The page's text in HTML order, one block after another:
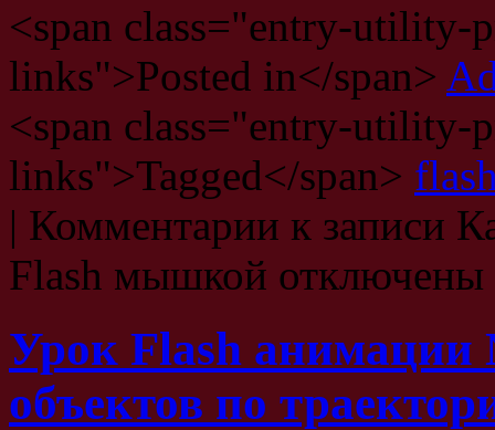
<span class="entry-utility-
links">Posted in</span>
<span class="entry-utility-
links">Tagged</span>
| Комментарии к записи
Flash мышкой отключены
Урок Flash анимации
объектов по